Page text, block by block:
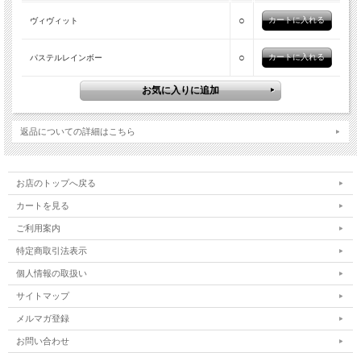
6mmパール・メタルボール
8mmパール・メタルボール
自分へのごほうび
恋人や友人にプレゼント。
クリスマスや誕生日、お祝い、お礼やアニバーサリー、ウェディングに。
フリマやネットで販売することも☆
ヴィヴィット ○
パステルレインボー ○
返品についての詳細はこちら
お店のトップへ戻る
カートを見る
ご利用案内
特定商取引法表示
個人情報の取扱い
サイトマップ
メルマガ登録
お問い合わせ